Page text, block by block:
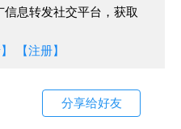
息转发社交平台，获取
【注册】
分享给好友